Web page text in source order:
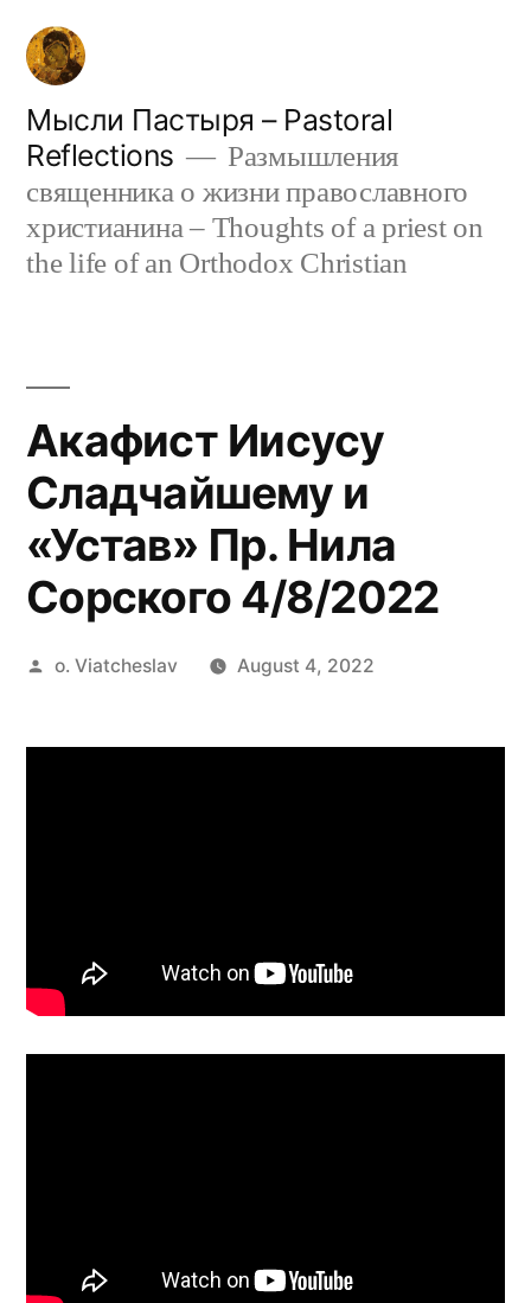
Skip
content
Мысли Пастыря – Pastoral
Reflections
Размышления
священника о жизни православного
христианина – Thoughts of a priest on
the life of an Orthodox Christian
Акафист Иисусу
Сладчайшему и
«Устав» Пр. Нила
Сорского 4/8/2022
Posted
o. Viatcheslav August 4, 2022